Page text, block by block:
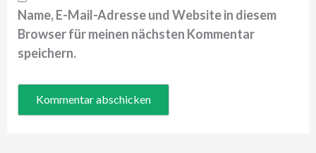
Name, E-Mail-Adresse und Website in diesem
Browser für meinen nächsten Kommentar
speichern.